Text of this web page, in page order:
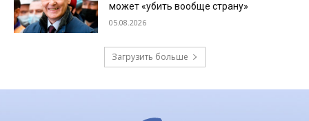
может «убить вообще страну»
05.08.2026
Загрузить больше